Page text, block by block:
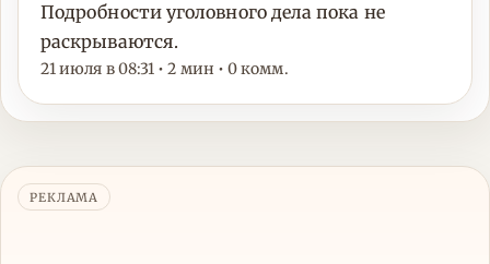
Подробности уголовного дела пока не
раскрываются.
21 июля в 08:31 • 2 мин • 0 комм.
РЕКЛАМА